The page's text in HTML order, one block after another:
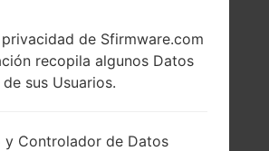
de Sfirmware.com
recopila algunos Datos
sus Usuarios.
y Controlador de Datos